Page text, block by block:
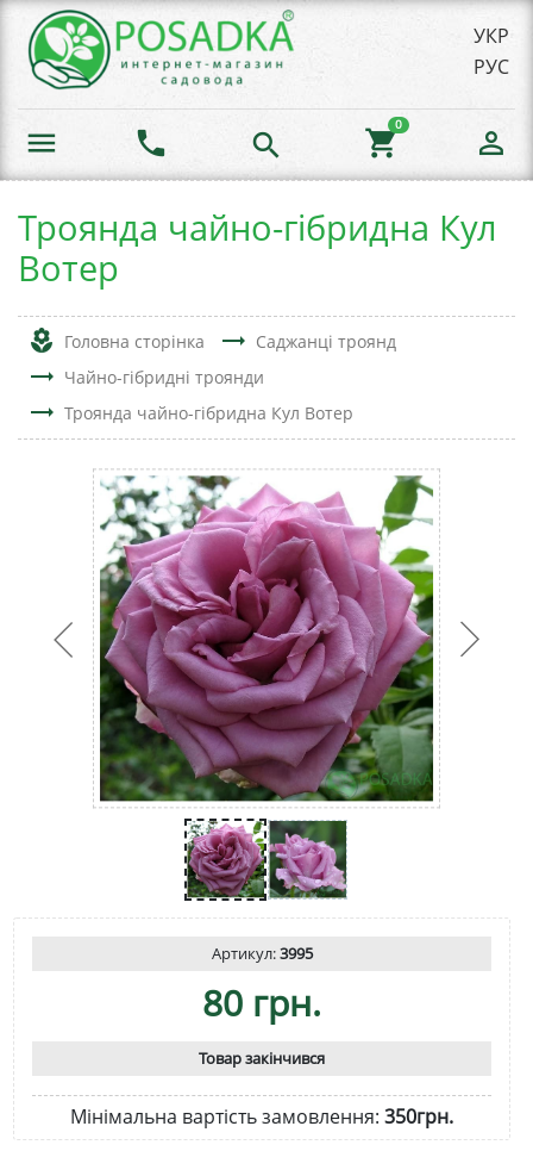
УКР
РУС
menu phone search shopping_cart
0
person_outline
Троянда чайно-гібридна Кул
Вотер
local_florist Головна сторінка trending_flat Саджанці троянд
trending_flat Чайно-гібридні троянди
trending_flat Троянда чайно-гібридна Кул Вотер
Артикул:3995
80 грн.
Товар закінчився
Мінімальна вартість замовлення: 350грн.